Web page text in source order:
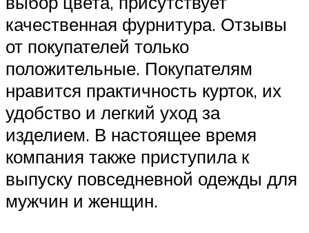
качественная фурнитура. Отзывы
от покупателей только
положительные. Покупателям
нравится практичность курток, их
удобство и легкий уход за
изделием. В настоящее время
компания также приступила к
выпуску повседневной одежды для
мужчин и женщин.